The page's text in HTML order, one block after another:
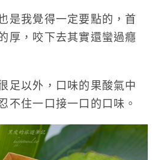
是我覺得一定要點的，首
厚，咬下去其實還蠻過癮
足以外，口味的果酸氣中
不住一口接一口的口味。